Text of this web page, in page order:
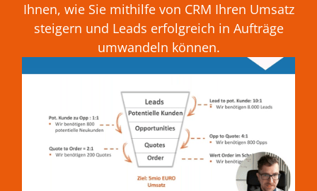
Ihnen, wie Sie mithilfe von CRM Ihren Umsatz
steigern und Leads erfolgreich in Aufträge
umwandeln können.